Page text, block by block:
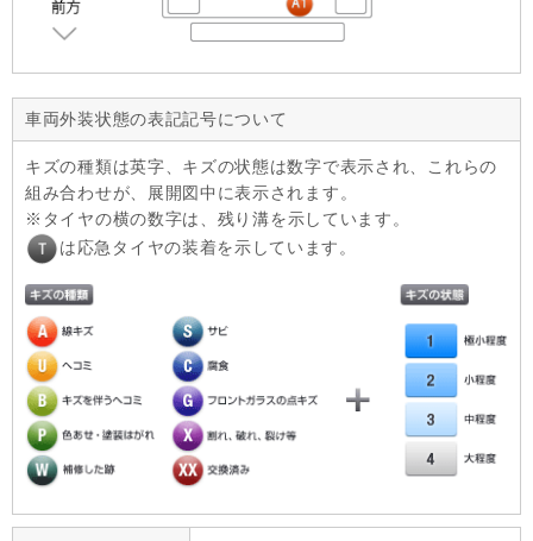
車両外装状態の表記記号について
キズの種類は英字、キズの状態は数字で表示され、これらの
組み合わせが、展開図中に表示されます。
タイヤの横の数字は、残り溝を示しています。
は応急タイヤの装着を示しています。